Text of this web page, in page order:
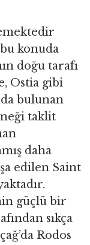
konuda
doğu tarafı
Ostia gibi
bulunan
taklit
daha
edilen Saint
güçlü bir
sıkça
Rodos